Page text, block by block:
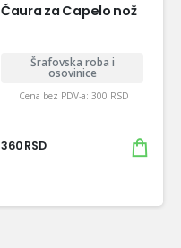
Čaura za Capelo nož
Šrafovska roba i
osovinice
Cena bez PDV-a: 300 RSD
360RSD